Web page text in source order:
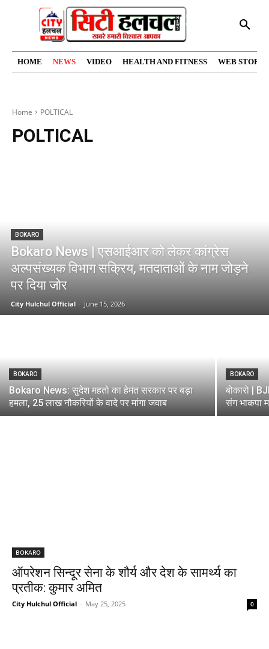
HOME NEWS VIDEO HEALTH AND FITNESS WEB
Home POLTICAL
POLTICAL
BOKARO
Bokaro News | एसआईआर को लेकर कांग्रेस
अल्पसंख्यक विभाग सक्रिय, मतदाताओं के नाम जोड़ने
पर दिया जोर
City Hulchul Official - June 15, 2026
BOKARO
Bokaro News: सुदेश महतो का हेमंत सरकार पर बड़ा
हमला, 25 लाख नौकरियों के वादे पर मांगा जवाब
BOKARO
बोकारो |
संग भाकपा
BOKARO
ऑपरेशन सिन्दूर सेना के शौर्य और देश के सामर्थ्य का
प्रतीक: कुमार अमित
City Hulchul Official - May 25, 2025 0